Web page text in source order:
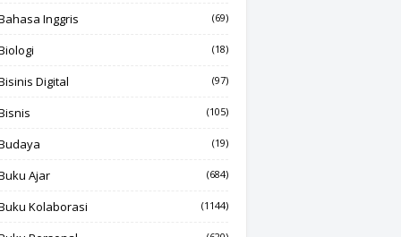
Inggris (69)
(18)
Digital (97)
(105)
(19)
Ajar (684)
Kolaborasi (1144)